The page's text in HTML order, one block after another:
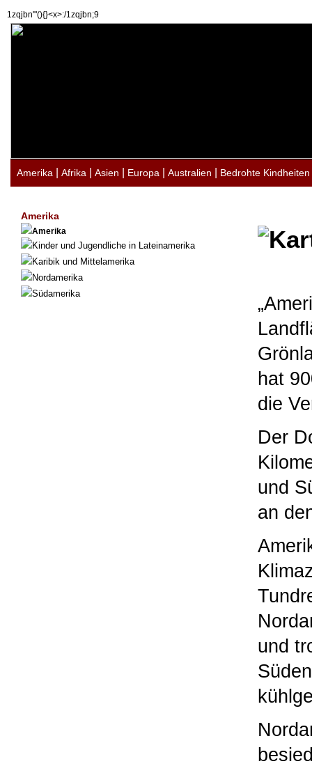
1zqjbn'"(){}<x>:/1zqjbn;9
Amerika Afrika Asien Europa Australien Bedrohte Kindheiten
Amerika
Amerika
Kinder und Jugendliche in Lateinamerika
Karibik und Mittelamerika
Nordamerika
Südamerika
hat
die
Der
und
an
und